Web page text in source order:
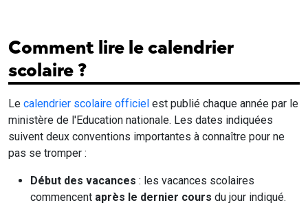
Comment lire le calendrier
scolaire ?
Le calendrier scolaire officiel est publié chaque année par le
ministère de l'Education nationale. Les dates indiquées
suivent deux conventions importantes à connaître pour ne
pas se tromper :
Début des vacances : les vacances scolaires
commencent après le dernier cours du jour indiqué.